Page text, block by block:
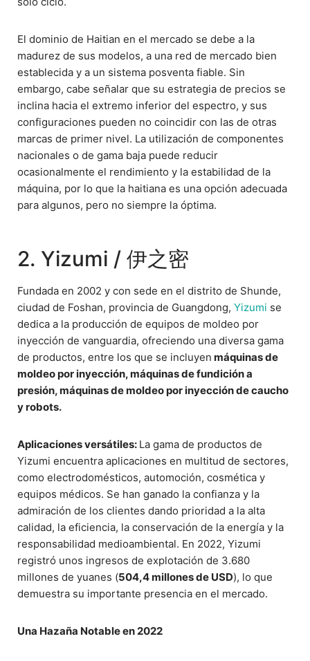
El dominio de Haitian en el mercado se debe a la
madurez de sus modelos, a una red de mercado bien
establecida y a un sistema posventa fiable. Sin
embargo, cabe señalar que su estrategia de precios se
inclina hacia el extremo inferior del espectro, y sus
configuraciones pueden no coincidir con las de otras
marcas de primer nivel. La utilización de componentes
nacionales o de gama baja puede reducir
ocasionalmente el rendimiento y la estabilidad de la
máquina, por lo que la haitiana es una opción adecuada
para algunos, pero no siempre la óptima.
2. Yizumi / 伊之密
Fundada en 2002 y con sede en el distrito de Shunde,
ciudad de Foshan, provincia de Guangdong, Yizumi se
dedica a la producción de equipos de moldeo por
inyección de vanguardia, ofreciendo una diversa gama
de productos, entre los que se incluyen máquinas de
moldeo por inyección, máquinas de fundición a
presión, máquinas de moldeo por inyección de caucho
y robots.
Aplicaciones versátiles: La gama de productos de
Yizumi encuentra aplicaciones en multitud de sectores,
como electrodomésticos, automoción, cosmética y
equipos médicos. Se han ganado la confianza y la
admiración de los clientes dando prioridad a la alta
calidad, la eficiencia, la conservación de la energía y la
responsabilidad medioambiental. En 2022, Yizumi
registró unos ingresos de explotación de 3.680
millones de yuanes (504,4 millones de USD), lo que
demuestra su importante presencia en el mercado.
Una Hazaña Notable en 2022